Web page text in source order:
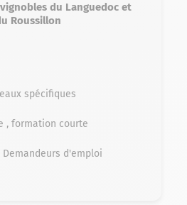
du Languedoc et
Roussillon
spécifiques
, formation courte
Demandeurs d'emploi